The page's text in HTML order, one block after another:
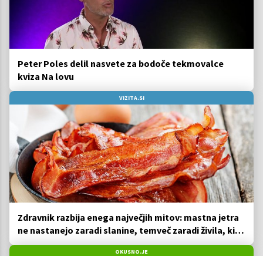
Peter Poles delil nasvete za bodoče tekmovalce
kviza Na lovu
VIZITA.SI
Zdravnik razbija enega največjih mitov: mastna jetra
ne nastanejo zaradi slanine, temveč zaradi živila, ki
ga imamo vsi radi
OKUSNO.JE